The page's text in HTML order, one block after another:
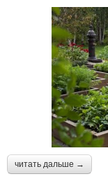
читать дальше →